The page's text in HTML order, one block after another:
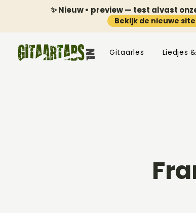
✨ Nieuw • preview — test alvast
Bekijk de nieuwe
Gitaarles Liedjes